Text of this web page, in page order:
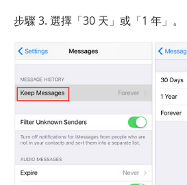
步驟 3. 選擇「30 天」或「1 年」。